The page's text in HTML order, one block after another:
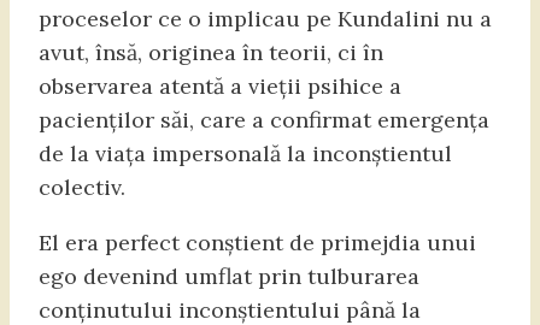
proceselor ce o implicau pe Kundalini nu a
avut, însă, originea în teorii, ci în
observarea atentă a vieții psihice a
pacienților săi, care a confirmat emergența
de la viața impersonală la inconștientul
colectiv.
El era perfect conștient de primejdia unui
ego devenind umflat prin tulburarea
conținutului inconștientului până la